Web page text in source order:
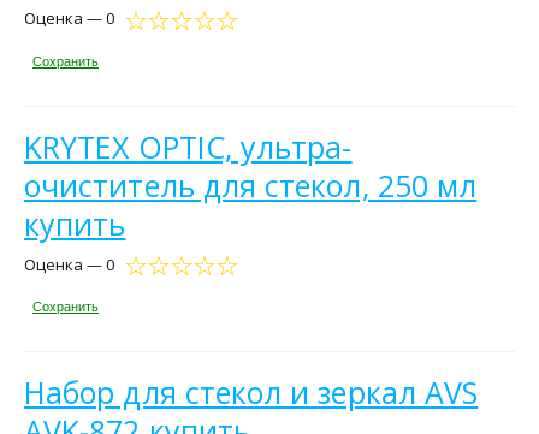
Оценка — 0
Сохранить
KRYTEX OPTIC, ультра-
очиститель для стекол, 250 мл
купить
Оценка — 0
Сохранить
Набор для стекол и зеркал AVS